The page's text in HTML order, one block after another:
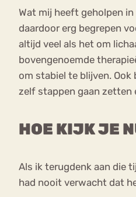
Wat mij heeft geholpen
daardoor erg begrepen
altijd veel als het om
bovengenoemde
om stabiel te blijven.
zelf stappen gaan zetten
HOE KIJK JE
Als ik terugdenk aan die
had nooit verwacht dat